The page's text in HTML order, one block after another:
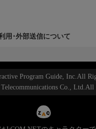
用･外部送信について
Program Guide, Inc.All
Co., Ltd.All